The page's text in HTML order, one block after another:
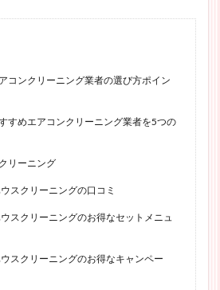
コンクリーニング業者の選び方ポイン
すめエアコンクリーニング業者を5つの
リーニング
スクリーニングの口コミ
スクリーニングのお得なセットメニュ
スクリーニングのお得なキャンペー